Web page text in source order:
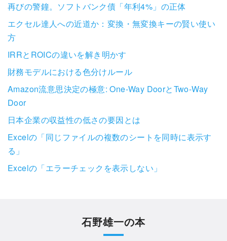
再びの警鐘。ソフトバンク債「年利4%」の正体
エクセル達人への近道か：変換・無変換キーの賢い使い
方
IRRとROICの違いを解き明かす
財務モデルにおける色分けルール
Amazon流意思決定の極意: One-Way DoorとTwo-Way
Door
日本企業の収益性の低さの要因とは
Excelの「同じファイルの複数のシートを同時に表示す
る」
Excelの「エラーチェックを表示しない」
石野雄一の本